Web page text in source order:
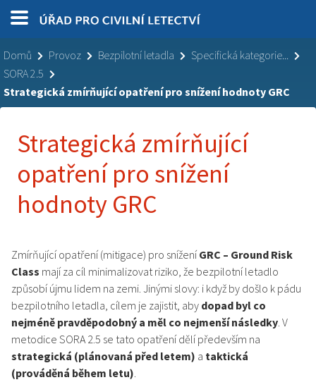
Domů Provoz Bezpilotní letadla
Specifická kategorie...
SORA 2.5
Strategická zmírňující opatření pro snížení hodnoty GRC
Strategická zmírňující
opatření pro snížení
hodnoty GRC
Zmírňující opatření (mitigace) pro snížení GRC – Ground Risk
Class mají za cíl minimalizovat riziko, že bezpilotní letadlo
způsobí újmu lidem na zemi. Jinými slovy: i když by došlo k pádu
bezpilotního letadla, cílem je zajistit, aby dopad byl co
nejméně pravděpodobný a měl co nejmenší následky. V
metodice SORA 2.5 se tato opatření dělí především na
strategická (plánovaná před letem) a taktická
(prováděná během letu).